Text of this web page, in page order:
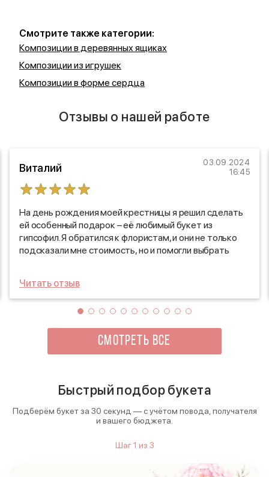
Смотрите также категории:
Композиции в деревянных ящиках
Композиции из игрушек
Композиции в форме сердца
Отзывы о нашей работе
Виталий
03.09.2024
16:45
На день рождения моей крестницы я решил сделать
ей особенный подарок – её любимый букет из
гипсофил. Я обратился к флористам, и они не только
подсказали мне стоимость, но и помогли выбрать
и выглядел просто потрясающе! Я был в восторге от
того, как он передал всю нежность и красоту, и
увидев радостные глаза крестницы, понял, что
сделал правильный выбор. Это был незабываемый
момент, который она запомнит надолго!
Читать отзыв
СМОТРЕТЬ ВСЕ
Быстрый подбор букета
Подберём букет за 30 секунд — с учётом повода, получателя
и вашего бюджета.
Шаг1 из 3